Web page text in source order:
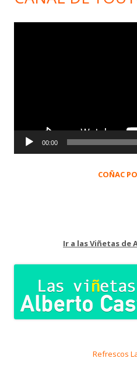
00:00
COÑAC
Ir a las Viñetas de
Refrescos